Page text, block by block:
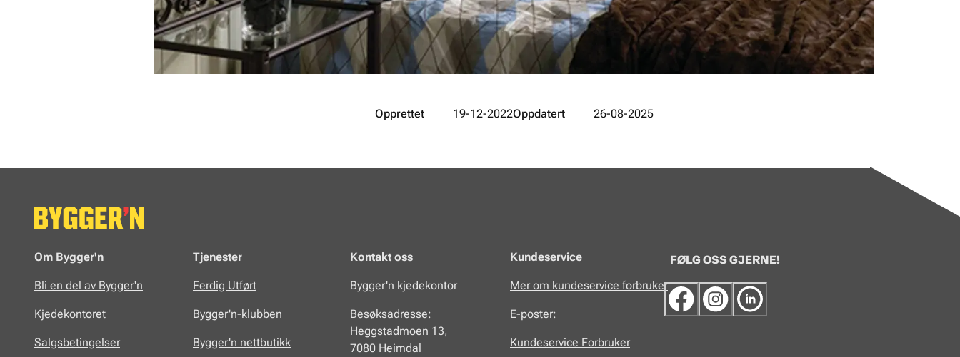
Opprettet 19-12-2022Oppdatert 26-08-2025
Om Bygger'n
Bli en del av Bygger'n
Kjedekontoret
Salgsbetingelser
Tjenester
Ferdig Utført
Bygger'n-klubben
Bygger'n nettbutikk
Kontakt oss
Bygger'n kjedekontor
Besøksadresse:
Heggstadmoen 13,
7080 Heimdal
Kundeservice
Mer om kundeservice forbruker
E-poster:
Kundeservice Forbruker
FØLG OSS GJERNE!